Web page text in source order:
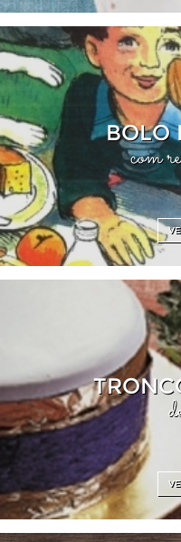
BOLO
com